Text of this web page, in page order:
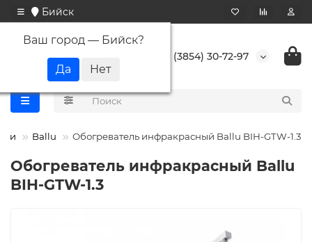
Бийск
Ваш город — Бийск?
+7 (3854) 30-72-97
Ballu Обогреватель инфракрасный Ballu BIH-GTW-1.3
Обогреватель инфракрасный Ballu
BIH-GTW-1.3